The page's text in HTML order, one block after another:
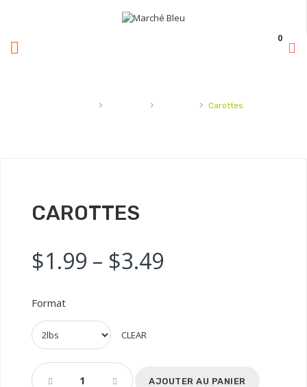
0
› › › Carottes
CAROTTES
$1.99 – $3.49
Format
CLEAR
AJOUTER AU PANIER